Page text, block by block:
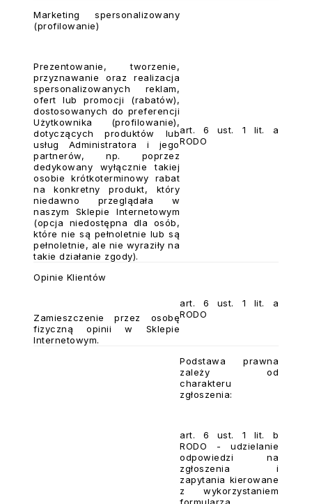
Marketing spersonalizowany
(profilowanie)
Prezentowanie, tworzenie,
przyznawanie oraz realizacja
spersonalizowanych reklam,
ofert lub promocji (rabatów),
dostosowanych do preferencji
Użytkownika (profilowanie),
dotyczących produktów lub
usług Administratora i jego
partnerów, np. poprzez
dedykowany wyłącznie takiej
osobie krótkoterminowy rabat
na konkretny produkt, który
niedawno przeglądała w
naszym Sklepie Internetowym
(opcja niedostępna dla osób,
które nie są pełnoletnie lub są
pełnoletnie, ale nie wyraziły na
takie działanie zgody).
art. 6 ust. 1 lit. a
RODO
Opinie Klientów
Zamieszczenie przez osobę
fizyczną opinii w Sklepie
Internetowym.
art. 6 ust. 1 lit. a
RODO
Podstawa prawna
zależy od
charakteru
zgłoszenia:
art. 6 ust. 1 lit. b
RODO - udzielanie
odpowiedzi na
zgłoszenia i
zapytania kierowane
z wykorzystaniem